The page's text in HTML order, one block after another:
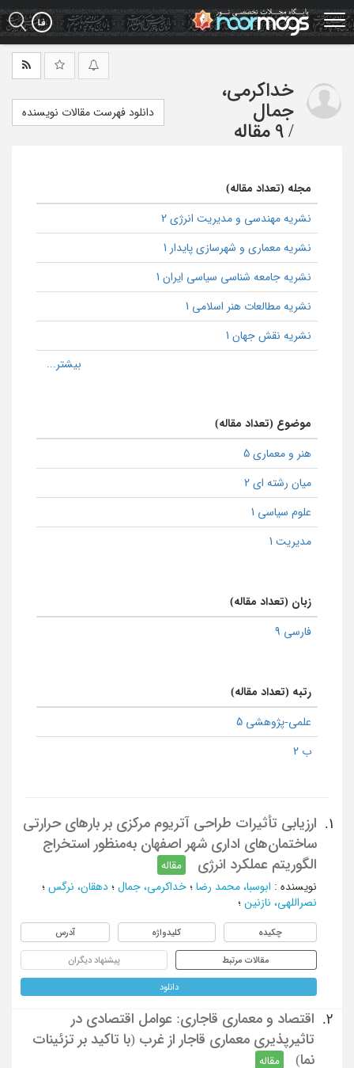
Skip
to
main
خداکرمی،
جمال
/ 9 مقاله
دانلود فهرست مقالات نویسنده
مجله (تعداد مقاله)
نشریه مهندسی و مدیریت انرژی 2
نشریه معماری و شهرسازی پایدار 1
نشریه جامعه شناسی سیاسی ایران 1
نشریه مطالعات هنر اسلامی 1
نشریه نقش جهان 1
موضوع (تعداد مقاله)
هنر و معماری 5
میان رشته ای 2
علوم سیاسی 1
مدیریت 1
زبان (تعداد مقاله)
فارسی 9
رتبه (تعداد مقاله)
علمی-پژوهشی 5
ب 2
1.
ارزیابی تأثیرات طراحی آتریوم مرکزی بر بارهای حرارتی
ساختمان‌های اداری شهر اصفهان به‌منظور استخراج
الگوریتم عملکرد انرژی
مقاله
نویسنده : ابوسبا، محمد رضا ؛ خداکرمی، جمال ؛ دهقان، نرگس ؛
نصراللهی، نازنین ؛
چکیده کلیدواژه آدرس
مقالات مرتبط پیشنهاد دیگران
دانلود
2.
اقتصاد و معماری قاجاری: عوامل اقتصادی در
تاثیرپذیری معماری قاجار از غرب (با تاکید بر تزئینات
نما)
مقاله